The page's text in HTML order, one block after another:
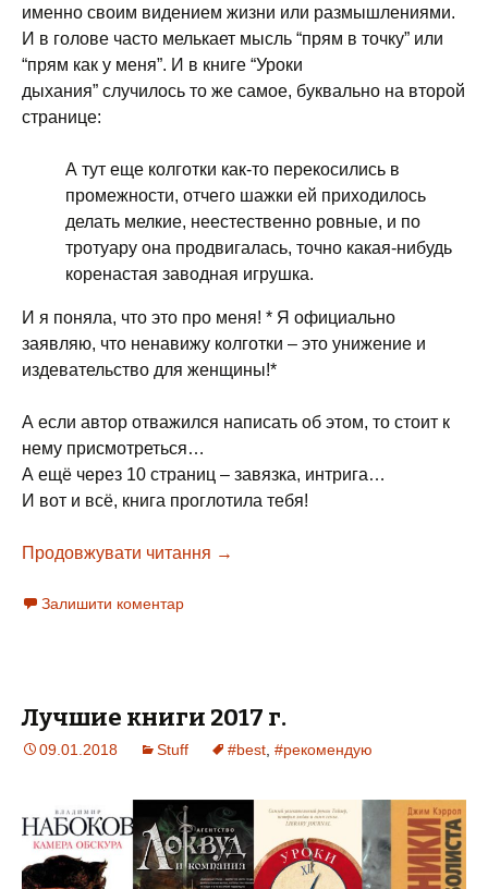
именно своим видением жизни или размышлениями.
И в голове часто мелькает мысль “прям в точку” или
“прям как у меня”. И в книге “Уроки
дыхания” случилось то же самое, буквально на второй
странице:
А тут еще колготки как-то перекосились в
промежности, отчего шажки ей приходилось
делать мелкие, неестественно ровные, и по
тротуару она продвигалась, точно какая-нибудь
коренастая заводная игрушка.
И я поняла, что это про меня! * Я официально
заявляю, что ненавижу колготки – это унижение и
издевательство для женщины!*
А если автор отважился написать об этом, то стоит к
нему присмотреться…
А ещё через 10 страниц – завязка, интрига…
И вот и всё, книга проглотила тебя!
Продовжувати читання “Уроки дыхания” Энн Тайлер,
→
Залишити коментар
Лучшие книги 2017 г.
09.01.2018 Stuff #best #рекомендую